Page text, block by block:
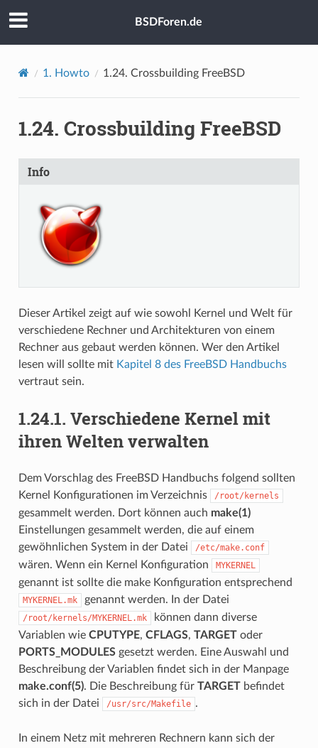
BSDForen.de
1. Howto 1.24. Crossbuilding FreeBSD
1.24. Crossbuilding FreeBSD
Info
Dieser Artikel zeigt auf wie sowohl Kernel und Welt für
verschiedene Rechner und Architekturen von einem
Rechner aus gebaut werden können. Wer den Artikel
lesen will sollte mit Kapitel 8 des FreeBSD Handbuchs
vertraut sein.
1.24.1. Verschiedene Kernel mit
ihren Welten verwalten
Dem Vorschlag des FreeBSD Handbuchs folgend sollten
Kernel Konfigurationen im Verzeichnis
/root/kernels
gesammelt werden. Dort können auch make(1)
Einstellungen gesammelt werden, die auf einem
gewöhnlichen System in der Datei
/etc/make.conf
wären. Wenn ein Kernel Konfiguration MYKERNEL
genannt ist sollte die make Konfiguration entsprechend
MYKERNEL.mk genannt werden. In der Datei
/root/kernels/MYKERNEL.mk
können dann diverse
Variablen wie CPUTYPE, CFLAGS, TARGEToder
PORTS_MODULESgesetzt werden. Eine Auswahl und
Beschreibung der Variablen findet sich in der Manpage
make.conf(5). Die Beschreibung für TARGETbefindet
sich in der Datei
/usr/src/Makefile .
In einem Netz mit mehreren Rechnern kann sich der